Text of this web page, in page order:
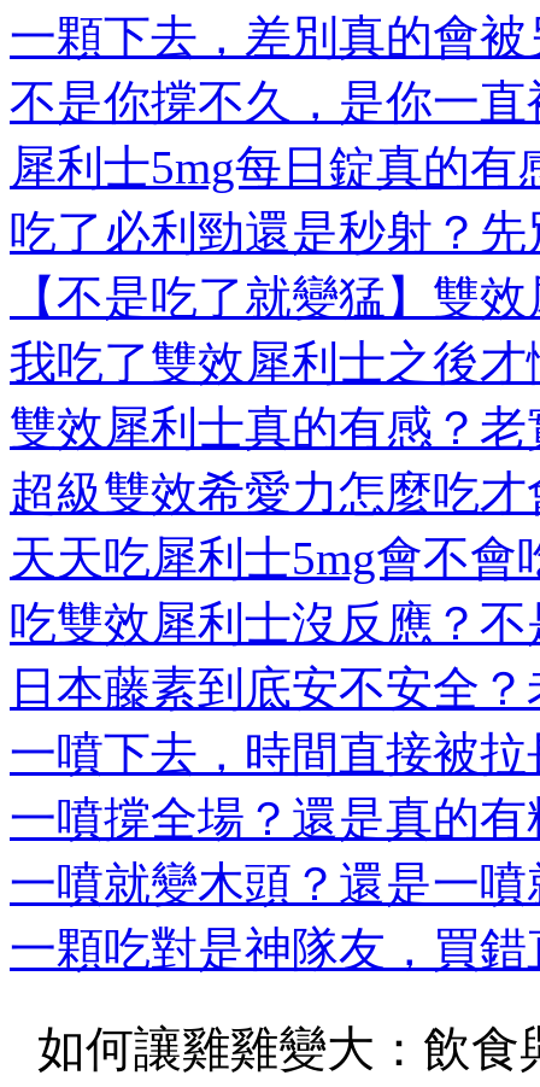
一顆下去，差別真的會
不是你撐不久，是你一
犀利士5mg每日錠真的有
吃了必利勁還是秒射？
【不是吃了就變猛】雙
我吃了雙效犀利士之後
雙效犀利士真的有感？
超級雙效希愛力怎麼吃
天天吃犀利士5mg會不會
吃雙效犀利士沒反應？
日本藤素到底安不安全
一噴下去，時間直接被
一噴撐全場？還是真的
一噴就變木頭？還是一
一顆吃對是神隊友，買
如何讓雞雞變大：飲食